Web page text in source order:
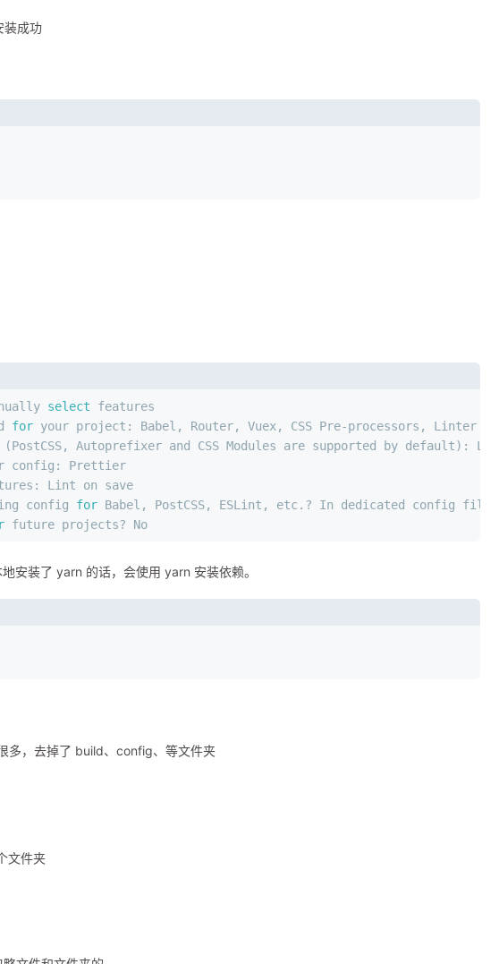
装成功
select features
for your project: Babel, Router, Vuex, CSS Pre-processors, Linter
Autoprefixer and CSS Modules are supported by default): LESS
config: Prettier
Lint on save
config for Babel, PostCSS, ESLint, etc.? In dedicated config files
future projects? No
安装了 yarn 的话，会使用 yarn 安装依赖。
多，去掉了 build、config、等文件夹
文件夹